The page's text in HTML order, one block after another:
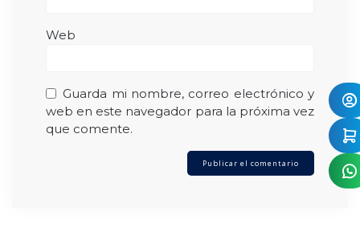
Web
Guarda mi nombre, correo electrónico y
web en este navegador para la próxima vez
que comente.